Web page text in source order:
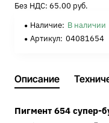
Без НДС: 65.00 руб.
Наличие: В наличии
Артикул: 04081654
Описание
Пигмент 654 супер-